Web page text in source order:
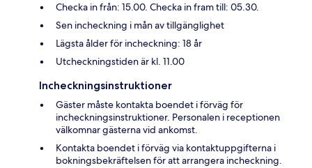
Checka in från: 15.00. Checka in fram till: 05.30.
Sen incheckning i mån av tillgänglighet
Lägsta ålder för incheckning: 18 år
Utcheckningstiden är kl. 11.00
Incheckningsinstruktioner
Gäster måste kontakta boendet i förväg för
incheckningsinstruktioner. Personalen i receptionen
välkomnar gästerna vid ankomst.
Kontakta boendet i förväg via kontaktuppgifterna i
bokningsbekräftelsen för att arrangera incheckning.